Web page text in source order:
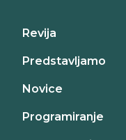
Revija
Predstavljamo
Novice
Programiranje